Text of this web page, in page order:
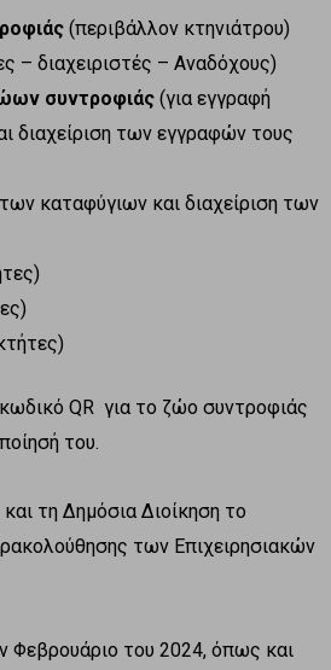
(περιβάλλον κτηνιάτρου)
– διαχειριστές – Αναδόχους)
συντροφιάς (για εγγραφή
των εγγραφών τους
καταφύγιων και διαχείριση των
QR για το ζώο συντροφιάς
του.
τη Δημόσια Διοίκηση το
των Επιχειρησιακών
Φεβρουάριο του 2024, όπως και